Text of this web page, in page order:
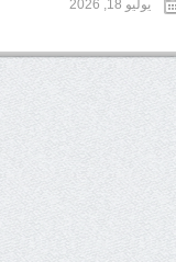
يوليو 18, 2026